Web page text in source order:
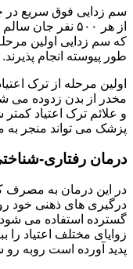
از هر ۵۰۰ نفر
که سم زدایی اولین
طور پیوسته انجام پذیرند.
اولین مرحله از ترک
مخدر از بدن زدوده
و علائم ترک اعتیاد
پزشک می تواند منجر
درمان رفتاری-
در این درمان به مصرف
درگیری های ذهنی خود
زوایای مختلف اعتیاد را
پدید آورده است روبه رو